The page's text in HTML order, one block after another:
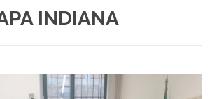
INDIANA